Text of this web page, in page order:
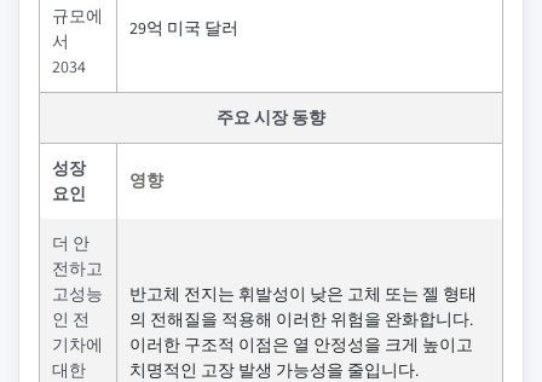
규모에
서
2034
29억 미국 달러
주요 시장 동향
성장
요인
영향
더 안
전하고
고성능
인 전
기차에
대한
반고체 전지는 휘발성이 낮은 고체 또는 젤 형태
의 전해질을 적용해 이러한 위험을 완화합니다.
이러한 구조적 이점은 열 안정성을 크게 높이고
치명적인 고장 발생 가능성을 줄입니다.